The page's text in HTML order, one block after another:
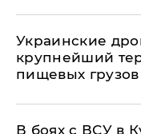
Украинские
крупнейший
пищевых
В боях с ВСУ в